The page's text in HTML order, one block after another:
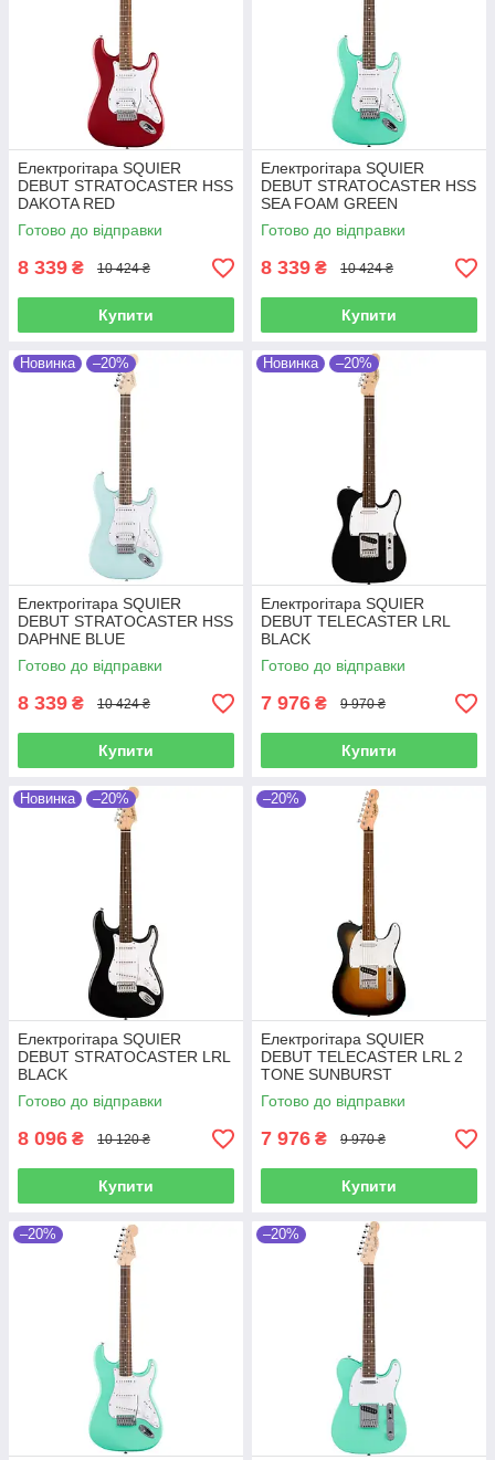
Електрогітара SQUIER
DEBUT STRATOCASTER HSS
DAKOTA RED
Готово до відправки
8 339 ₴ 10 424 ₴
Купити
Електрогітара SQUIER
DEBUT STRATOCASTER HSS
SEA FOAM GREEN
Готово до відправки
8 339 ₴ 10 424 ₴
Купити
Новинка –20%
Електрогітара SQUIER
DEBUT STRATOCASTER HSS
DAPHNE BLUE
Готово до відправки
8 339 ₴ 10 424 ₴
Купити
Новинка –20%
Електрогітара SQUIER
DEBUT TELECASTER LRL
BLACK
Готово до відправки
7 976 ₴ 9 970 ₴
Купити
Новинка –20%
Електрогітара SQUIER
DEBUT STRATOCASTER LRL
BLACK
Готово до відправки
8 096 ₴ 10 120 ₴
Купити
–20%
Електрогітара SQUIER
DEBUT TELECASTER LRL 2
TONE SUNBURST
Готово до відправки
7 976 ₴ 9 970 ₴
Купити
–20% –20%